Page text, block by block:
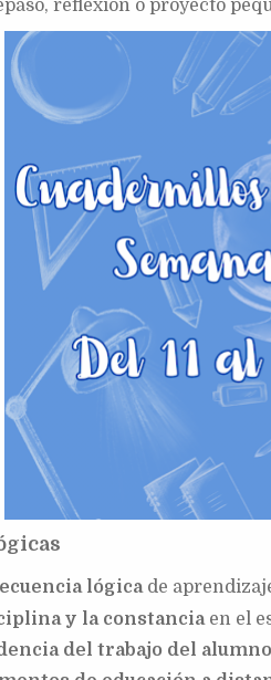
reflexión o proyecto
lógicade
y la constanciaen el
del trabajo del alumno